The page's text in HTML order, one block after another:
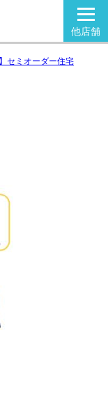
他店舗
セミオーダー住宅